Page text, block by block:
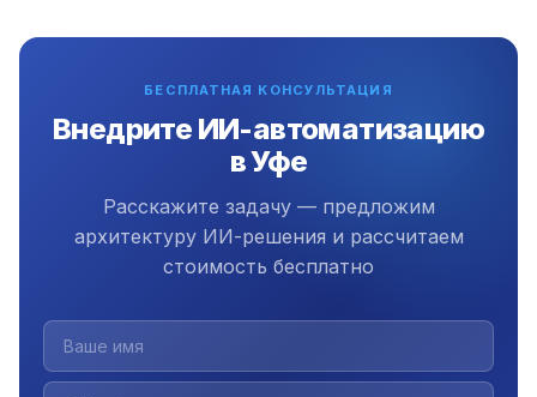
Уфе. Коммуникация через Telegram и Zoom. Офис в
БЕСПЛАТНАЯ КОНСУЛЬТАЦИЯ
Внедрите ИИ-автоматизацию
в Уфе
Расскажите задачу — предложим
архитектуру ИИ-решения и рассчитаем
стоимость бесплатно